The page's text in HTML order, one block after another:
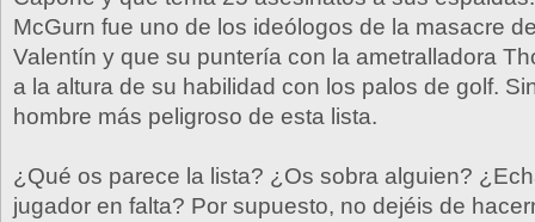
McGurn fue uno de los ideólogos de la masacre
Valentín y que su puntería con la ametralladora
a la altura de su habilidad con los palos de golf.
hombre más peligroso de esta lista.
¿Qué os parece la lista? ¿Os sobra alguien?
jugador en falta? Por supuesto, no dejéis de